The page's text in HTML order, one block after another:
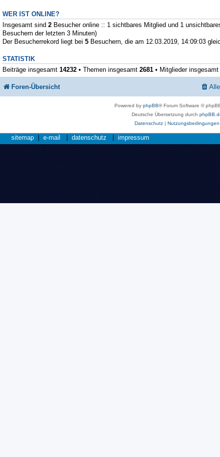
WER IST ONLINE?
Insgesamt sind 2 Besucher online :: 1 sichtbares Mitglied und 1
Besuchern der letzten 3 Minuten)
Der Besucherrekord liegt bei 5 Besuchern, die am 12.03.2019, 14:09:03
STATISTIK
Beiträge insgesamt 14232 • Themen insgesamt 2681 • Mitglieder insgesamt
Foren-Übersicht
Powered byphpBB® Forum Software ©
Deutsche Übersetzung durch
Datenschutz| Nutzungsbedingungen
sitemap e-mail datenschutz impressum